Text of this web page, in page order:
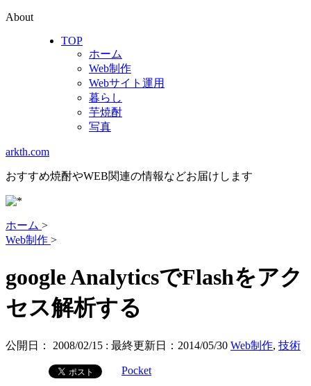
About
TOP
ホーム
Web制作
Webサイト運用
暮らし
芋焼酎
写真
arkth.com
おすすめ焼酎やWEB関連の情報などお届けします
ホーム >
Web制作 >
google AnalyticsでFlashをアク
セス解析する
公開日： 2008/02/15 : 最終更新日：2014/05/30 Web制作, 技術
Pocket